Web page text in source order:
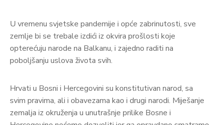
U vremenu svjetske pandemije i opće zabrinutosti, sve
zemlje bi se trebale izdići iz okvira prošlosti koje
opterećuju narode na Balkanu, i zajedno raditi na
poboljšanju uslova života svih.
Hrvati u Bosni i Hercegovini su konstitutivan narod, sa
svim pravima, ali i obavezama kao i drugi narodi. Miješanje
zemalja iz okruženja u unutrašnje prilike Bosne i